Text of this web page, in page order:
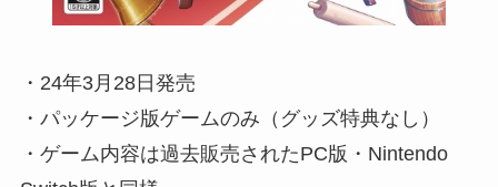
・24年3月28日発売
・パッケージ版ゲームのみ（グッズ特典なし）
・ゲーム内容は過去販売されたPC版・Nintendo